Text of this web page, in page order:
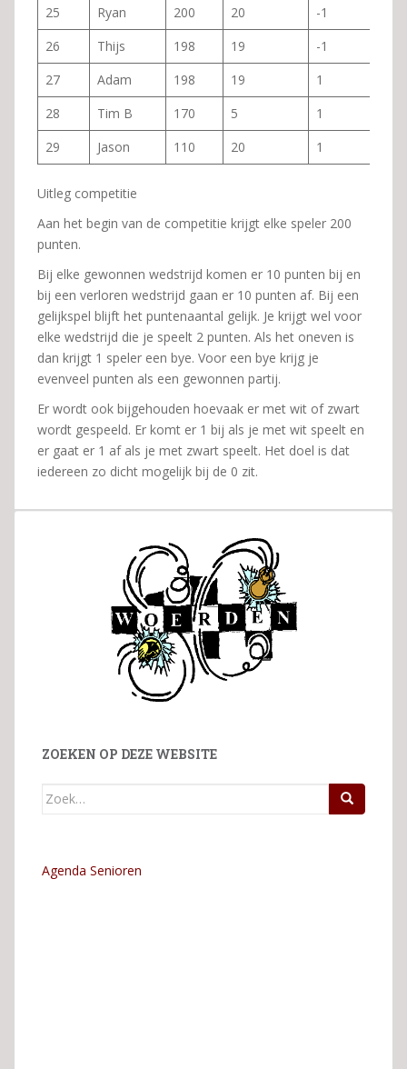
25 Ryan 200 20
-1
26
Thijs 198 19
-1
27
Adam 198 19
1
28
Tim B 170 5
1
29
Jason 110 20 1
Uitleg competitie
Aan het begin van de competitie krijgt elke speler 200
punten.
Bij elke gewonnen wedstrijd komen er 10 punten bij en
bij een verloren wedstrijd gaan er 10 punten af. Bij een
gelijkspel blijft het puntenaantal gelijk. Je krijgt wel voor
elke wedstrijd die je speelt 2 punten. Als het oneven is
dan krijgt 1 speler een bye. Voor een bye krijg je
evenveel punten als een gewonnen partij.
Er wordt ook bijgehouden hoevaak er met wit of zwart
wordt gespeeld. Er komt er 1 bij als je met wit speelt en
er gaat er 1 af als je met zwart speelt. Het doel is dat
iedereen zo dicht mogelijk bij de 0 zit.
ZOEKEN OP DEZE WEBSITE
Zoek
Agenda Senioren